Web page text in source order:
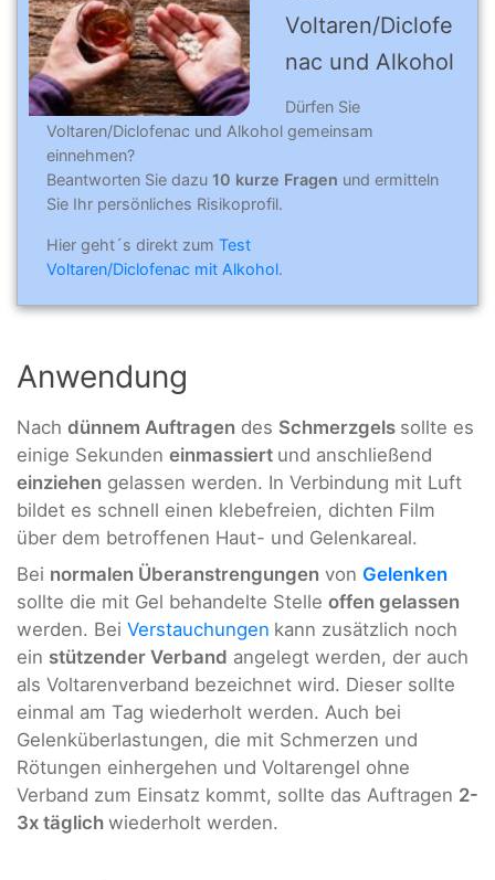
Voltaren/Diclofe
nac und Alkohol
Dürfen Sie
Voltaren/Diclofenac und Alkohol gemeinsam
einnehmen?
Beantworten Sie dazu 10 kurze Fragen und ermitteln
Sie Ihr persönliches Risikoprofil.
Hier geht´s direkt zum Test
Voltaren/Diclofenac mit Alkohol.
Anwendung
Nach dünnem Auftragen des Schmerzgels sollte es
einige Sekunden einmassiert und anschließend
einziehen gelassen werden. In Verbindung mit Luft
bildet es schnell einen klebefreien, dichten Film
über dem betroffenen Haut- und Gelenkareal.
Bei normalen Überanstrengungen von Gelenken
sollte die mit Gel behandelte Stelle offen gelassen
werden. Bei Verstauchungen kann zusätzlich noch
ein stützender Verband angelegt werden, der auch
als Voltarenverband bezeichnet wird. Dieser sollte
einmal am Tag wiederholt werden. Auch bei
Gelenküberlastungen, die mit Schmerzen und
Rötungen einhergehen und Voltarengel ohne
Verband zum Einsatz kommt, sollte das Auftragen 2-
3x täglich wiederholt werden.